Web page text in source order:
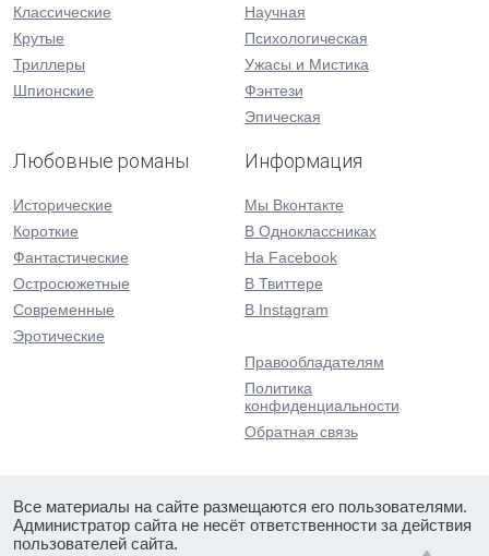
Классические
Крутые
Триллеры
Шпионские
Научная
Психологическая
Ужасы и Мистика
Фэнтези
Эпическая
Любовные романы
Исторические
Короткие
Фантастические
Остросюжетные
Современные
Эротические
Информация
Мы Вконтакте
В Одноклассниках
На Facebook
В Твиттере
В Instagram
Правообладателям
Политика
конфиденциальности
Обратная связь
Все материалы на сайте размещаются его пользователями.
Администратор сайта не несёт ответственности за действия
пользователей сайта.